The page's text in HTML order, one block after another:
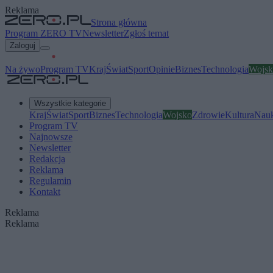
Reklama
Strona główna
Program ZERO TVNewsletterZgłoś temat
Zaloguj
Na żywoProgram TVKrajŚwiatSportOpinieBiznesTechnologia
Wszystkie kategorie
KrajŚwiatSportBiznesTechnologiaWojskoZdrowieKultura
Program TV
Najnowsze
Newsletter
Redakcja
Reklama
Regulamin
Kontakt
Reklama
Reklama